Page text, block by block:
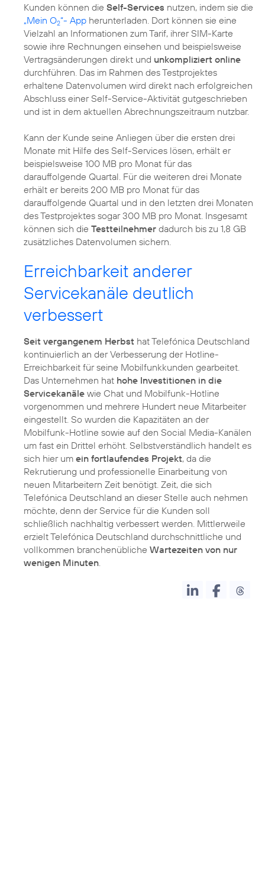
Kunden können die Self-Services nutzen, indem sie die
„Mein O2“- App herunterladen. Dort können sie eine
Vielzahl an Informationen zum Tarif, ihrer SIM-Karte
sowie ihre Rechnungen einsehen und beispielsweise
Vertragsänderungen direkt und unkompliziert online
durchführen. Das im Rahmen des Testprojektes
erhaltene Datenvolumen wird direkt nach erfolgreichen
Abschluss einer Self-Service-Aktivität gutgeschrieben
und ist in dem aktuellen Abrechnungszeitraum nutzbar.
Kann der Kunde seine Anliegen über die ersten drei
Monate mit Hilfe des Self-Services lösen, erhält er
beispielsweise 100 MB pro Monat für das
darauffolgende Quartal. Für die weiteren drei Monate
erhält er bereits 200 MB pro Monat für das
darauffolgende Quartal und in den letzten drei Monaten
des Testprojektes sogar 300 MB pro Monat. Insgesamt
können sich die Testteilnehmer dadurch bis zu 1,8 GB
zusätzliches Datenvolumen sichern.
Erreichbarkeit anderer
Servicekanäle deutlich
verbessert
Seit vergangenem Herbst hat Telefónica Deutschland
kontinuierlich an der Verbesserung der Hotline-
Erreichbarkeit für seine Mobilfunkkunden gearbeitet.
Das Unternehmen hat hohe Investitionen in die
Servicekanäle wie Chat und Mobilfunk-Hotline
vorgenommen und mehrere Hundert neue Mitarbeiter
eingestellt. So wurden die Kapazitäten an der
Mobilfunk-Hotline sowie auf den Social Media-Kanälen
um fast ein Drittel erhöht. Selbstverständlich handelt es
sich hier um ein fortlaufendes Projekt, da die
Rekrutierung und professionelle Einarbeitung von
neuen Mitarbeitern Zeit benötigt. Zeit, die sich
Telefónica Deutschland an dieser Stelle auch nehmen
möchte, denn der Service für die Kunden soll
schließlich nachhaltig verbessert werden. Mittlerweile
erzielt Telefónica Deutschland durchschnittliche und
vollkommen branchenübliche Wartezeiten von nur
wenigen Minuten